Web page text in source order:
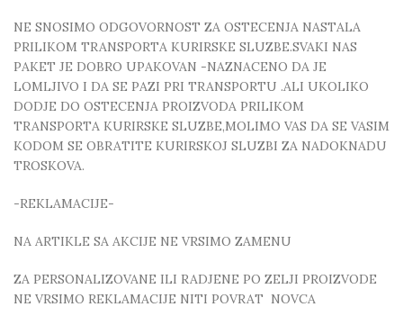
NE SNOSIMO ODGOVORNOST ZA OSTECENJA NASTALA
PRILIKOM TRANSPORTA KURIRSKE SLUZBE.SVAKI NAS
PAKET JE DOBRO UPAKOVAN -NAZNACENO DA JE
LOMLJIVO I DA SE PAZI PRI TRANSPORTU .ALI UKOLIKO
DODJE DO OSTECENJA PROIZVODA PRILIKOM
TRANSPORTA KURIRSKE SLUZBE,MOLIMO VAS DA SE VASIM
KODOM SE OBRATITE KURIRSKOJ SLUZBI ZA NADOKNADU
TROSKOVA.
-REKLAMACIJE-
NA ARTIKLE SA AKCIJE NE VRSIMO ZAMENU
ZA PERSONALIZOVANE ILI RADJENE PO ZELJI PROIZVODE
NE VRSIMO REKLAMACIJE NITI POVRAT NOVCA